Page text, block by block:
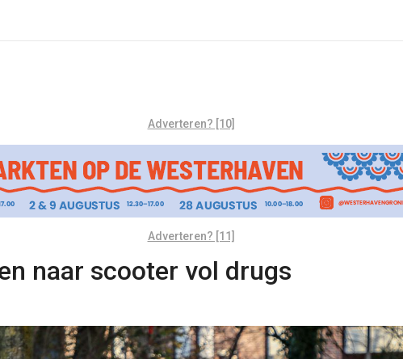
Adverteren? [10]
Adverteren? [11]
naar scooter vol drugs